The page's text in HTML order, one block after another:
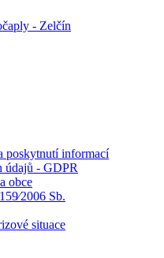
- Zelčín
poskytnutí informací
údajů - GDPR
obce
Sb.
situace